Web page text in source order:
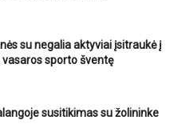
su negalia aktyviai įsitraukė į
sporto šventę
susitikimas su žolininke